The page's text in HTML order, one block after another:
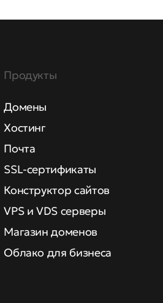
Продукты
Домены
Хостинг
Почта
SSL-сертификаты
Конструктор сайтов
VPS и VDS серверы
Магазин доменов
Облако для бизнеса